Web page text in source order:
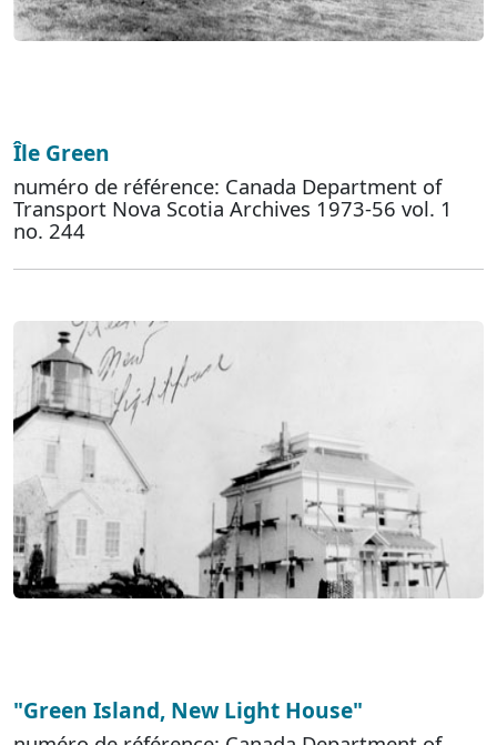
Île Green
numéro de référence: Canada Department of
Transport Nova Scotia Archives 1973-56 vol. 1
no. 244
"Green Island, New Light House"